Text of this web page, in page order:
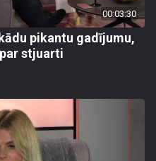
00:03:30
pikantu gadījumu,
stjuarti